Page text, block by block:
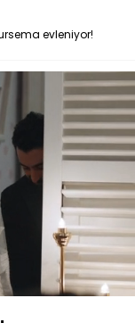
evleniyor!
Oynatma
Hızı